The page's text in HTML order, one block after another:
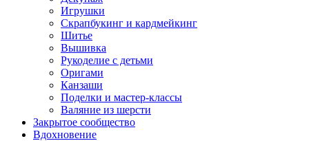
Игрушки
Скрапбукинг и кардмейкинг
Шитье
Вышивка
Рукоделие с детьми
Оригами
Канзаши
Поделки и мастер-классы
Валяние из шерсти
Закрытое сообщество
Вдохновение